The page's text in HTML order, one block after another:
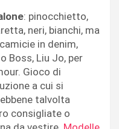
: pinocchietto,
neri, bianchi, ma
in denim,
Boss, Liu Jo, per
Gioco di
a cui si
talvolta
consigliate o